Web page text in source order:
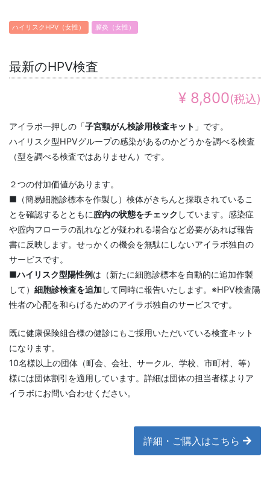
ハイリスクHPV（女性） 膣炎（女性）
最新のHPV検査
¥ 8,800(税込)
アイラボ一押しの「子宮頸がん検診用検査キット 」です。
ハイリスク型HPVグループの感染があるのかどうかを調べる検査
（型を調べる検査ではありません）です。
２つの付加価値があります。
■（簡易細胞診標本を作製し）検体がきちんと採取されているこ
とを確認するとともに腟内の状態をチェック しています。感染症
や腟内フローラの乱れなどが疑われる場合など必要があれば報告
書に反映します。せっかくの機会を無駄にしないアイラボ独自の
サービスです。
■ハイリスク型陽性例は（新たに細胞診標本を自動的に追加作製
して） 細胞診検査を追加して同時に報告いたします。※HPV検査陽
性者の心配を和らげるためのアイラボ独自のサービスです。
既に健康保険組合様の健診にもご採用いただいている検査キット
になります。
10名様以上の団体（町会、会社、サークル、学校、市町村、等）
様には団体割引を適用しています。詳細は団体の担当者様よりア
イラボにお問い合わせください。
詳細・ご購入はこちら